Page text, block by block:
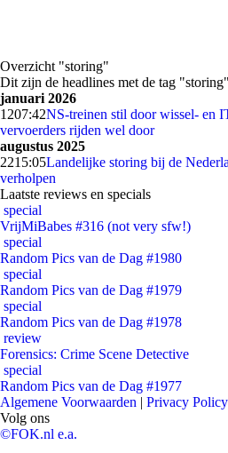
Overzicht "storing"
Dit zijn de headlines met de tag
januari 2026
1207:42NS-treinen stil door wissel- en
vervoerders rijden wel door
augustus 2025
2215:05Landelijke storing bij de
verholpen
Laatste reviews en specials
special
VrijMiBabes #316 (not very sfw!)
special
Random Pics van de Dag #1980
special
Random Pics van de Dag #1979
special
Random Pics van de Dag #1978
review
Forensics: Crime Scene Detective
special
Random Pics van de Dag #1977
Algemene Voorwaarden | Privacy Policy
Volg ons
©FOK.nl e.a.